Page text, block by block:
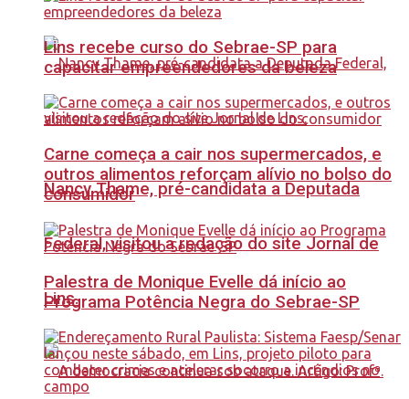
Nancy Thame, pré-candidata a Deputada
Federal, visitou a redação do site Jornal de
Lins.
Lins recebe curso do Sebrae-SP para
capacitar empreendedores da beleza
Carne começa a cair nos supermercados, e
outros alimentos reforçam alívio no bolso do
consumidor
Palestra de Monique Evelle dá início ao
Programa Potência Negra do Sebrae-SP